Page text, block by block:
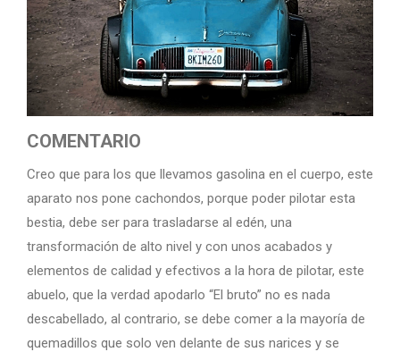
COMENTARIO
Creo que para los que llevamos gasolina en el cuerpo, este
aparato nos pone cachondos, porque poder pilotar esta
bestia, debe ser para trasladarse al edén, una
transformación de alto nivel y con unos acabados y
elementos de calidad y efectivos a la hora de pilotar, este
abuelo, que la verdad apodarlo “El bruto” no es nada
descabellado, al contrario, se debe comer a la mayoría de
quemadillos que solo ven delante de sus narices y se